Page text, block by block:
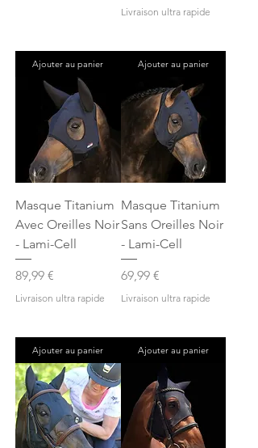
Ajouter au panier
Livraison ultra rapide
Ajouter au panier
Masque Titanium
Avec Oreilles Noir
- Lami-Cell
Prix
89,99 €
Livraison ultra rapide
Ajouter au panier
Masque Titanium
Sans Oreilles Noir
- Lami-Cell
Prix
69,99 €
Livraison ultra rapide
Ajouter au panier